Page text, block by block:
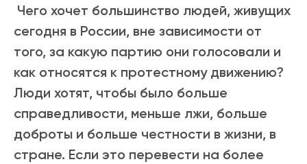
Чего хочет большинство людей, живущих
сегодня в России, вне зависимости от
того, за какую партию они голосовали и
как относятся к протестному движению?
Люди хотят, чтобы было больше
справедливости, меньше лжи, больше
доброты и больше честности в жизни, в
стране. Если это перевести на более